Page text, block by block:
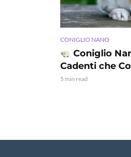
CONIGLIO NANO
Coniglio
Cadenti che
5 min read